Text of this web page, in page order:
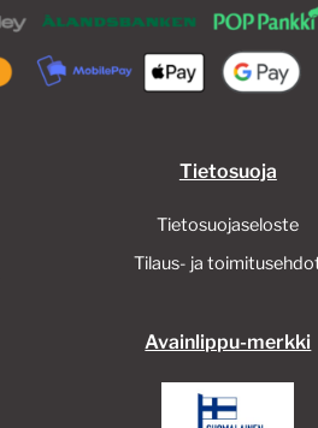
Tietosuoja
Tietosuojaseloste
Tilaus- ja
Avainlippu-merkki